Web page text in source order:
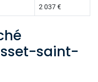
2 037 €
saint-